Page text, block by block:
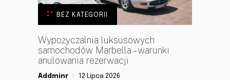
BEZ KATEGORII
Wypożyczalnia luksusowych
samochodów Marbella – warunki
anulowania rezerwacji
Addminr 12 Lipca 2026